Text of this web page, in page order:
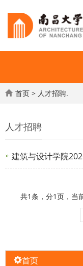
首页 > 人才招聘.
人才招聘
建筑与设计学院
共1条，分1页，当
首页